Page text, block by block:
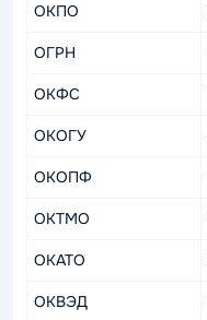
ОКПО
ОГРН
ОКФС
ОКОГУ
ОКОПФ
ОКТМО
ОКАТО
ОКВЭД